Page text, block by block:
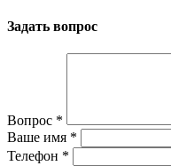
Задать вопрос
Вопрос *
Ваше имя *
Телефон *